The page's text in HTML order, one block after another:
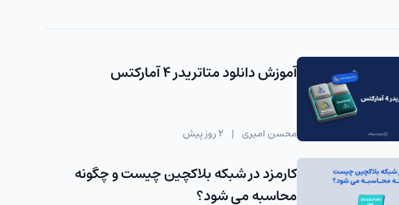
آموزش دانلود متاتریدر 4 آمارکتس
محسن امیری | 2 روز پیش
کارمزد در شبکه بلاکچین چیست و چگونه
محاسبه می شود؟